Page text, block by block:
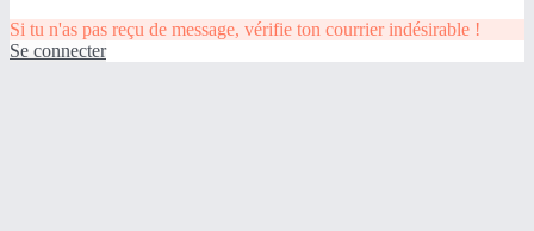
Si tu n'as pas reçu de message, vérifie ton courrier indésirable !
Se connecter